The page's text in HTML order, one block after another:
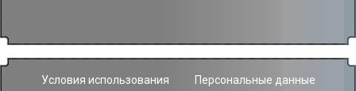
Условия использования Персональные данные